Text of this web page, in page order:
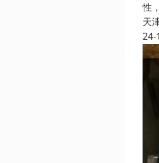
性
天
24-